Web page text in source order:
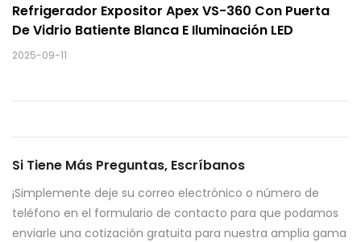
Refrigerador Expositor Apex VS-360 Con Puerta
De Vidrio Batiente Blanca E Iluminación LED
2025-09-11
Si Tiene Más Preguntas, Escríbanos
¡Simplemente deje su correo electrónico o número de
teléfono en el formulario de contacto para que podamos
enviarle una cotización gratuita para nuestra amplia gama